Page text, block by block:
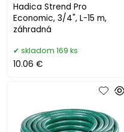
Hadica Strend Pro
Economic, 3/4", L-15 m,
záhradná
skladom 169 ks
10.06 €